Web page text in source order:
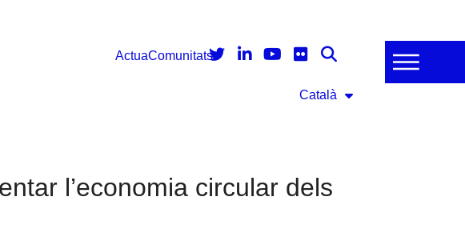
ActuaComunitats
Català
l’economia circular dels